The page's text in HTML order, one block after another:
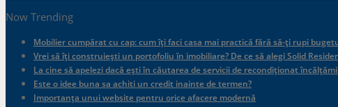
Now Trending
Mobilier cumpărat cu cap: cum îți faci casa mai practică fără să-ți rupi
Vrei să îți construiești un portofoliu în imobiliare? De ce să alegi Solid
La cine să apelezi dacă ești în căutarea de servicii de recondiționat
Este o idee buna sa achiti un credit inainte de termen?
Importanța unui website pentru orice afacere modernă